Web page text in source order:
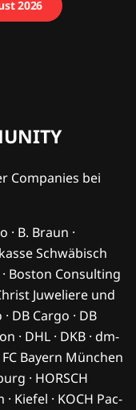
2026
Companies bei
· B. Braun ·
Schwäbisch
· Boston Consulting
Juweliere und
DB Cargo · DB
· DHL · DKB · dm-
Bayern München
· HORSCH
Kiefel · KOCH Pac-